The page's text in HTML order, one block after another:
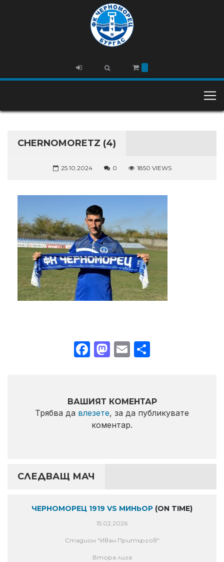
CHERNOMORETZ (4)
25.10.2024 0 1850 VIEWS
Facebook
Mastodon
Email
ВАШИЯТ КОМЕНТАР
Трябва да влезете, за да публикувате
коментар.
СЛЕДВАЩ МАЧ
ЧЕРНОМОРЕЦ 1919 VS МИНЬОР (ON TIME)
15.02.2026
Стадион "Иван Притъргов"
Втора лига